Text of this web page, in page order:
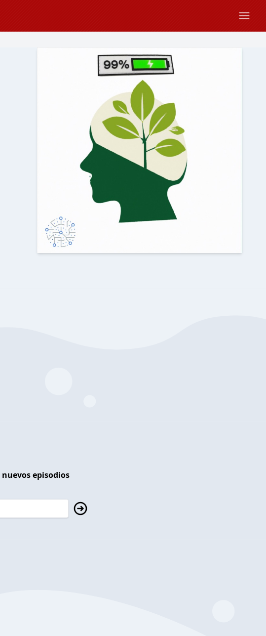
episodios